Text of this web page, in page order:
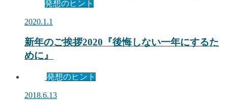
発想のヒント
2020.1.1
新年のご挨拶2020『後悔しない一年にするた
めに』
発想のヒント
2018.6.13